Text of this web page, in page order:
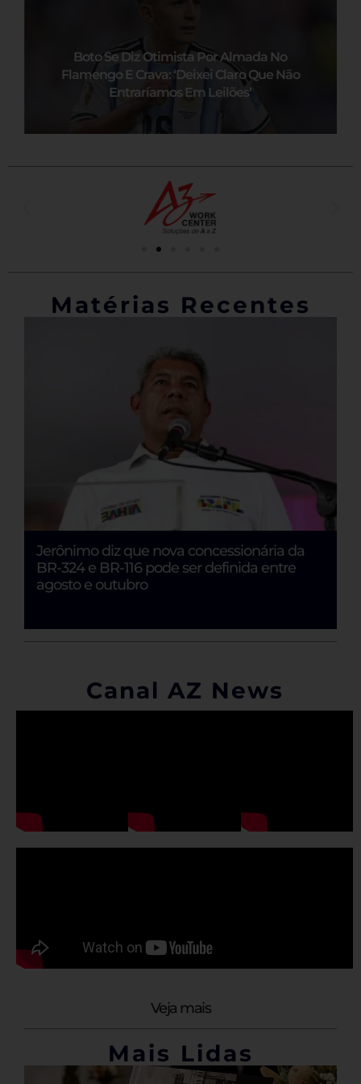
Boto Se Diz Otimista Por Almada No
Flamengo E Crava: ‘Deixei Claro Que Não
Entraríamos Em Leilões’
Matérias Recentes
Jerônimo diz que nova concessionária da
BR-324 e BR-116 pode ser definida entre
agosto e outubro
Canal AZ News
Veja mais
Mais Lidas